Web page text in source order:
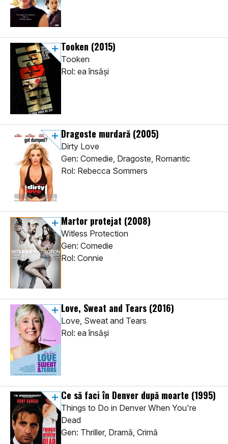
Tooken (2015)
Tooken
Rol: ea însăși
Dragoste murdară (2005)
Dirty Love
Gen: Comedie, Dragoste, Romantic
Rol: Rebecca Sommers
Martor protejat (2008)
Witless Protection
Gen: Comedie
Rol: Connie
Love, Sweat and Tears (2016)
Love, Sweat and Tears
Rol: ea însăși
Ce să faci în Denver după moarte (1995)
Things to Do in Denver When You're
Dead
Gen: Thriller, Dramă, Crimă